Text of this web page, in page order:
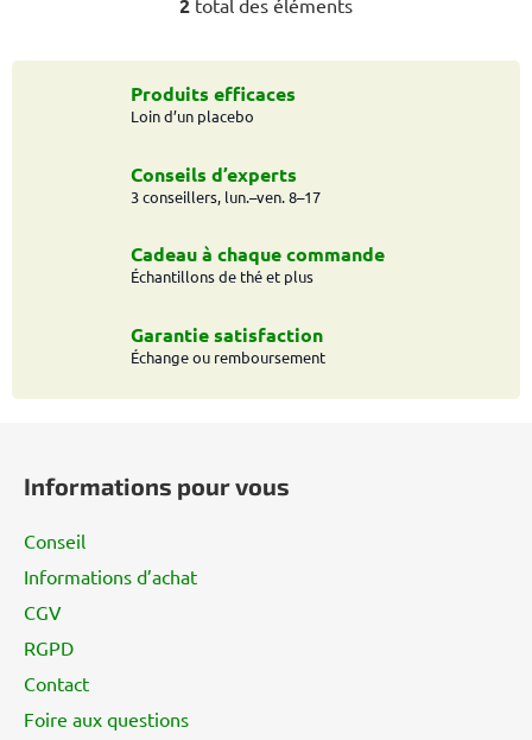
C
n
t
l
e
e
s
i
s
e
2
Produits efficaces
Loin d’un placebo
Conseils d’experts
3 conseillers, lun.–ven. 8–17
Cadeau à chaque commande
Échantillons de thé et plus
Garantie satisfaction
Échange ou remboursement
Informations pour vous
Conseil
Informations d’achat
CGV
RGPD
Contact
Foire aux questions